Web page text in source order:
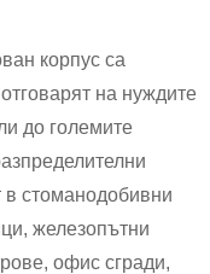
корпус са
на нуждите
до големите
в стоманодобивни
железопътни
офис сгради,